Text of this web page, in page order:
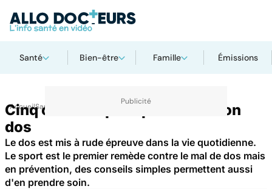
Santé Bien-être Famille Émissions
AccueilSanté
Cinq conseils pour préserver son
dos
Le dos est mis à rude épreuve dans la vie quotidienne.
Le sport est le premier remède contre le mal de dos mais
en prévention, des conseils simples permettent aussi
d'en prendre soin.